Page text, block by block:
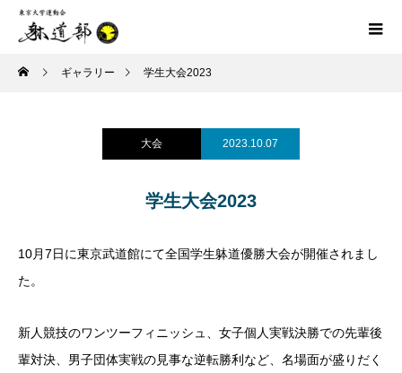
ギャラリー 学生大会2023
大会 2023.10.07
学生大会2023
10月7日に東京武道館にて全国学生躰道優勝大会が開催されまし
た。
新人競技のワンツーフィニッシュ、女子個人実戦決勝での先輩後
輩対決、男子団体実戦の見事な逆転勝利など、名場面が盛りだく